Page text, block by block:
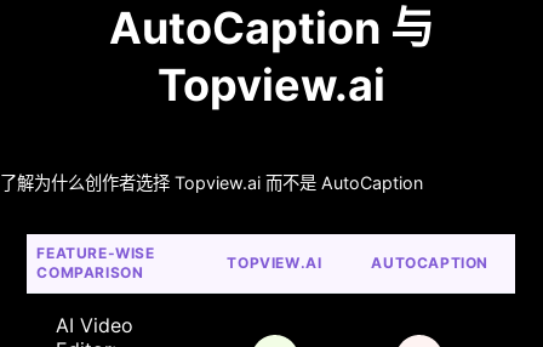
AutoCaption 与
Topview.ai
了解为什么创作者选择 Topview.ai 而不是 AutoCaption
FEATURE-WISE
COMPARISON
TOPVIEW.AI AUTOCAPTION
AI Video